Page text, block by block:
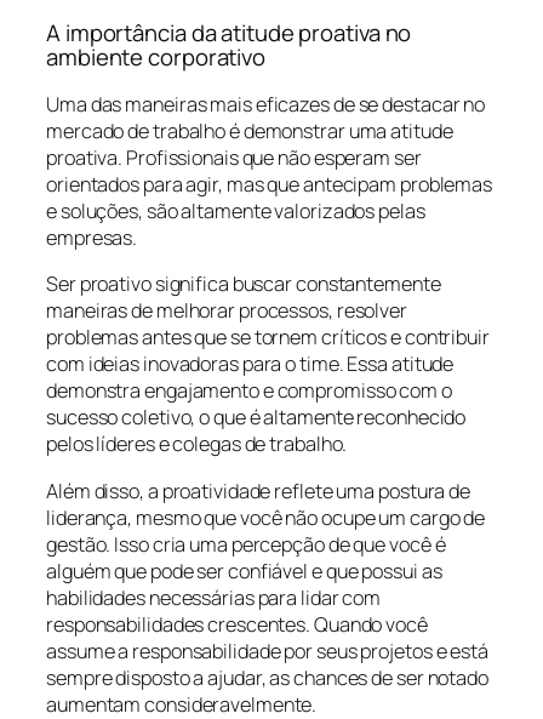
A importância da atitude proativa no
ambiente corporativo
Uma das maneiras mais eficazes de se destacar no
mercado de trabalho é demonstrar uma atitude
proativa. Profissionais que não esperam ser
orientados para agir, mas que antecipam problemas
e soluções, são altamente valorizados pelas
empresas.
Ser proativo significa buscar constantemente
maneiras de melhorar processos, resolver
problemas antes que se tornem críticos e contribuir
com ideias inovadoras para o time. Essa atitude
demonstra engajamento e compromisso com o
sucesso coletivo, o que é altamente reconhecido
pelos líderes e colegas de trabalho.
Além disso, a proatividade reflete uma postura de
liderança, mesmo que você não ocupe um cargo de
gestão. Isso cria uma percepção de que você é
alguém que pode ser confiável e que possui as
habilidades necessárias para lidar com
responsabilidades crescentes. Quando você
assume a responsabilidade por seus projetos e está
sempre disposto a ajudar, as chances de ser notado
aumentam consideravelmente.